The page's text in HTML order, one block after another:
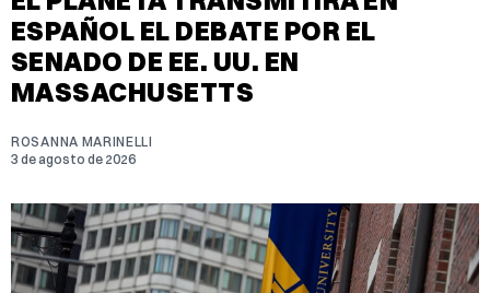
ESPAÑOL EL DEBATE POR EL
SENADO DE EE. UU. EN
MASSACHUSETTS
ROSANNA MARINELLI
3 de agosto de 2026